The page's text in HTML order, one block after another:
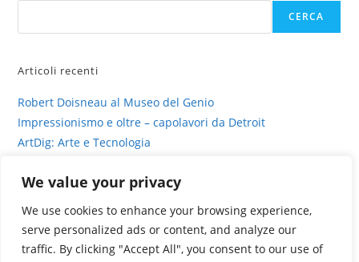
We value your privacy
We use cookies to enhance your browsing experience,
serve personalized ads or content, and analyze our
traffic. By clicking "Accept All", you consent to our use of
CERCA
Articoli recenti
Robert Doisneau al Museo del Genio
Impressionismo e oltre – capolavori da Detroit
ArtDig: Arte e Tecnologia
La fotografia viva di Valentina Murabito